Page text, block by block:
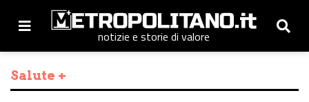
notizie e storie di valore
Salute +